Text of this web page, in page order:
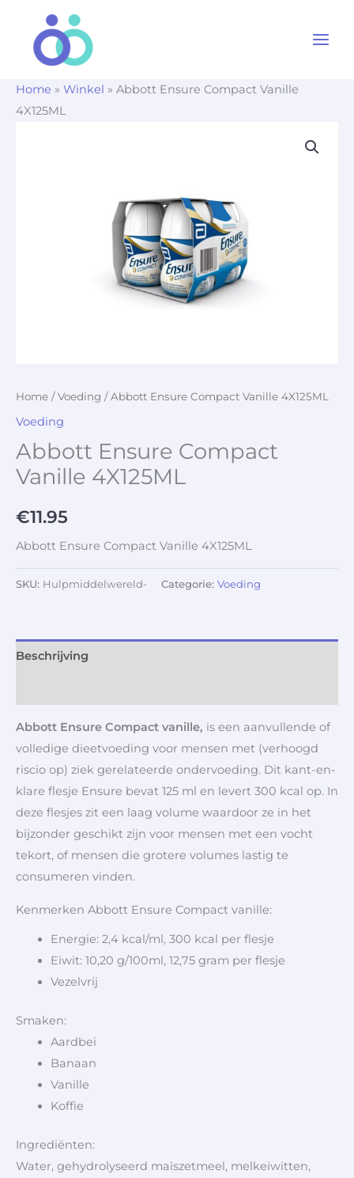
Home » Winkel » Abbott Ensure Compact Vanille
4X125ML
Home /Voeding / Abbott Ensure Compact Vanille 4X125ML
Voeding
Abbott Ensure Compact
Vanille 4X125ML
€11.95
Abbott Ensure Compact Vanille 4X125ML
SKU: Hulpmiddelwereld- Categorie: Voeding
Beschrijving
Abbott Ensure Compact vanille, is een aanvullende of
volledige dieetvoeding voor mensen met (verhoogd
riscio op) ziek gerelateerde ondervoeding. Dit kant-en-
klare flesje Ensure bevat 125 ml en levert 300 kcal op. In
deze flesjes zit een laag volume waardoor ze in het
bijzonder geschikt zijn voor mensen met een vocht
tekort, of mensen die grotere volumes lastig te
consumeren vinden.
Kenmerken Abbott Ensure Compact vanille:
Energie: 2,4 kcal/ml, 300 kcal per flesje
Eiwit: 10,20 g/100ml, 12,75 gram per flesje
Vezelvrij
Smaken:
Aardbei
Banaan
Vanille
Koffie
Ingrediënten:
Water, gehydrolyseerd maïszetmeel, melkeiwitten,